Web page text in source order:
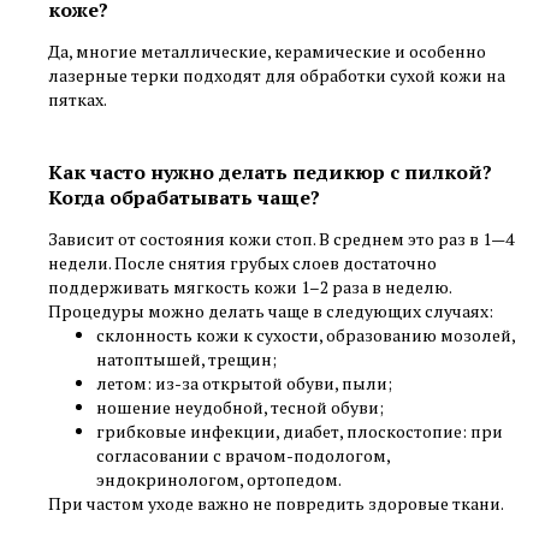
коже?
Да, многие металлические, керамические и особенно
лазерные терки подходят для обработки сухой кожи на
пятках.
Как часто нужно делать педикюр с пилкой?
Когда обрабатывать чаще?
Зависит от состояния кожи стоп. В среднем это раз в 1—4
недели. После снятия грубых слоев достаточно
поддерживать мягкость кожи 1–2 раза в неделю.
Процедуры можно делать чаще в следующих случаях:
склонность кожи к сухости, образованию мозолей,
натоптышей, трещин;
летом: из-за открытой обуви, пыли;
ношение неудобной, тесной обуви;
грибковые инфекции, диабет, плоскостопие: при
согласовании с врачом-подологом,
эндокринологом, ортопедом.
При частом уходе важно не повредить здоровые ткани.